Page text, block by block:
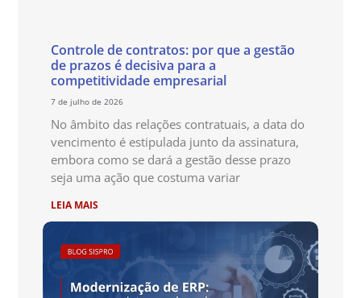
Controle de contratos: por que a gestão
de prazos é decisiva para a
competitividade empresarial
7 de julho de 2026
No âmbito das relações contratuais, a data do
vencimento é estipulada junto da assinatura,
embora como se dará a gestão desse prazo
seja uma ação que costuma variar
LEIA MAIS